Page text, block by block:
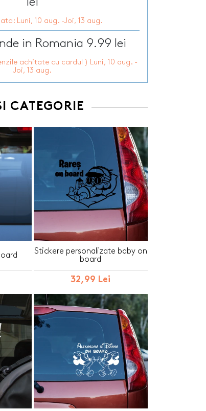
Luni, 10 aug. -Joi, 13 aug.
in Romania 9.99 lei
achitate cu cardul ) Luni, 10 aug. -
Joi, 13 aug.
CATEGORIE
Stickere personalizate baby on
board
32,99 Lei